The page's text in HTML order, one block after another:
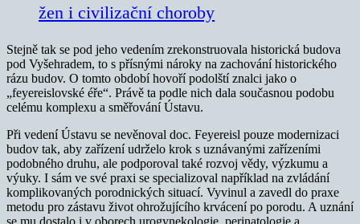
žen i civilizační choroby
Stejně tak se pod jeho vedením zrekonstruovala historická budova
pod Vyšehradem, to s přísnými nároky na zachování historického
rázu budov. O tomto období hovoří podolští znalci jako o
„feyereislovské éře“. Právě ta podle nich dala současnou podobu
celému komplexu a směřování Ústavu.
Při vedení Ústavu se nevěnoval doc. Feyereisl pouze modernizaci
budov tak, aby zařízení udrželo krok s uznávanými zařízeními
podobného druhu, ale podporoval také rozvoj vědy, výzkumu a
výuky. I sám ve své praxi se specializoval například na zvládání
komplikovaných porodnických situací. Vyvinul a zavedl do praxe
metodu pro zástavu život ohrožujícího krvácení po porodu. A uznání
se mu dostalo i v oborech urogynekologie, perinatologie a